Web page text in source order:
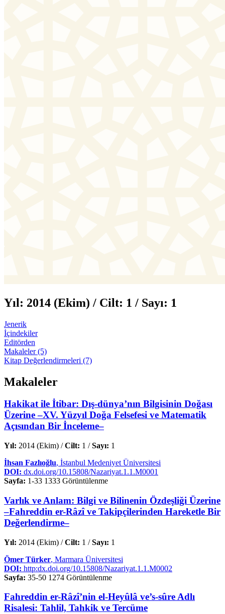
Yıl: 2014 (Ekim) / Cilt: 1 / Sayı: 1
Jenerik
İçindekiler
Editörden
Makaleler (5)
Kitap Değerlendirmeleri (7)
Makaleler
Hakikat ile İtibar: Dış-dünya’nın Bilgisinin Doğası
Üzerine –XV. Yüzyıl Doğa Felsefesi ve Matematik
Açısından Bir İnceleme–
Yıl: 2014 (Ekim) /Cilt: 1 /Sayı: 1
İhsan Fazlıoğlu, İstanbul Medeniyet Üniversitesi
DOI: dx.doi.org/10.15808/Nazariyat.1.1.M0001
Sayfa: 1-33 1333 Görüntülenme
Varlık ve Anlam: Bilgi ve Bilinenin Özdeşliği Üzerine
–Fahreddin er-Râzî ve Takipçilerinden Hareketle Bir
Değerlendirme–
Yıl: 2014 (Ekim) /Cilt: 1 /Sayı: 1
Ömer Türker, Marmara Üniversitesi
DOI: http:dx.doi.org/10.15808/Nazariyat.1.1.M0002
Sayfa: 35-50 1274 Görüntülenme
Fahreddin er-Râzî’nin el-Heyûlâ ve’s-sûre Adlı
Risalesi: Tahlil, Tahkik ve Tercüme